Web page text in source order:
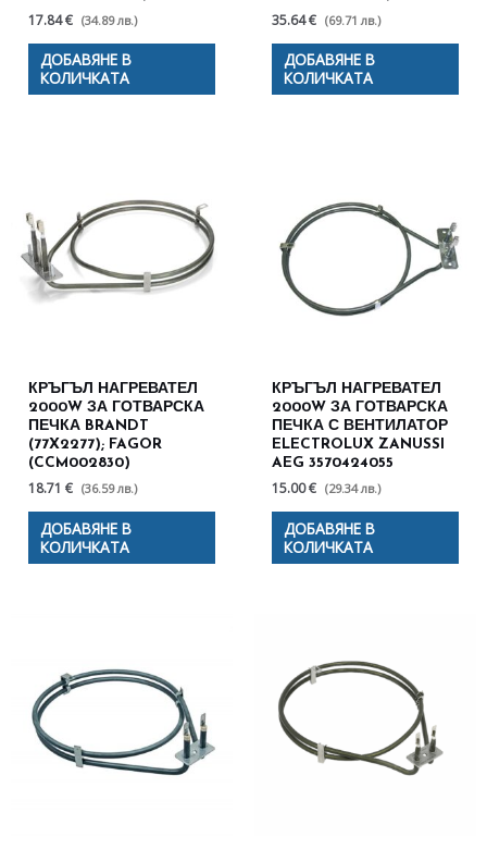
17.84 € (34.89 лв.)
ДОБАВЯНЕ В
КОЛИЧКАТА
35.64 € (69.71 лв.)
ДОБАВЯНЕ В
КОЛИЧКАТА
КРЪГЪЛ НАГРЕВАТЕЛ
2000W ЗА ГОТВАРСКА
ПЕЧКА BRANDT
(77X2277); FAGOR
(CCM002830)
18.71 € (36.59 лв.)
ДОБАВЯНЕ В
КОЛИЧКАТА
КРЪГЪЛ НАГРЕВАТЕЛ
2000W ЗА ГОТВАРСКА
ПЕЧКА С ВЕНТИЛАТОР
ELECTROLUX ZANUSSI
AEG 3570424055
15.00 € (29.34 лв.)
ДОБАВЯНЕ В
КОЛИЧКАТА